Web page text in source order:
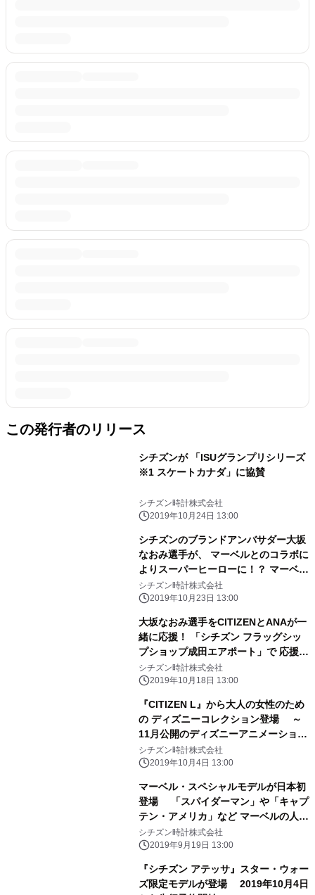
この発行者のリリース
シチズンが 「ISUグランプリシリーズ
※1 スケートカナダ」に協賛
シチズン時計株式会社
2019年10月24日 13:00
シチズンのブランドアンバサダー大坂
なおみ選手が、 マーベルとのコラボに
よりスーパーヒーローに！？ マーベル
描き下ろしによる、大坂なおみ選手の
オリジナル・キャラクターグッズが当
たる！ 「シチズン エコ・ドライブ
703(ナオミ)キャンペーン」 2019年11
月20日にスタート
シチズン時計株式会社
2019年10月23日 13:00
大坂なおみ選手をCITIZENとANAが一
緒に応援！ 「シチズン フラッグシッ
プショップ成田エアポート」で 応援キ
ャンペーンを実施
シチズン時計株式会社
2019年10月18日 13:00
『CITIZEN L』から大人の女性のため
の ディズニーコレクション登場 ～
11月公開のディズニーアニメーション
映画最新作 『アナと雪の女王2』の世
界を表現した2モデル～ ～3人のデ
ィズニープリンセスをイメージした3
モデル～ 2019年11月下旬発売予定
シチズン時計株式会社
2019年10月4日 13:00
マーベル・スペシャルモデルが日本初
登場 「スパイダーマン」や「キャプ
テン・アメリカ」など マーベルの人気
キャラクターをモチーフにした全9モ
デルを 2019年10月下旬発売
シチズン時計株式会社
2019年9月19日 13:00
『シチズン アテッサ』スター・ウォー
ズ限定モデルが登場 2019年10月4日